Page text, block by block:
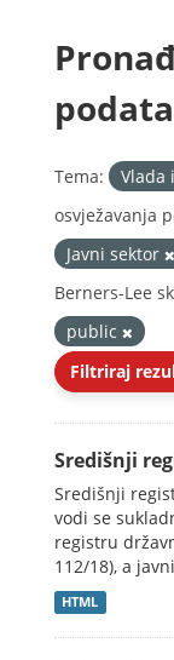
Tema: Vlada
osvježavanja
Javni sektor
Berners-Lee
public
Filtriraj
Središnji
Središnji
vodi se
registru
112/18), a
HTML